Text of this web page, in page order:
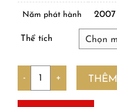
Năm phát hành 2007
Thể tích